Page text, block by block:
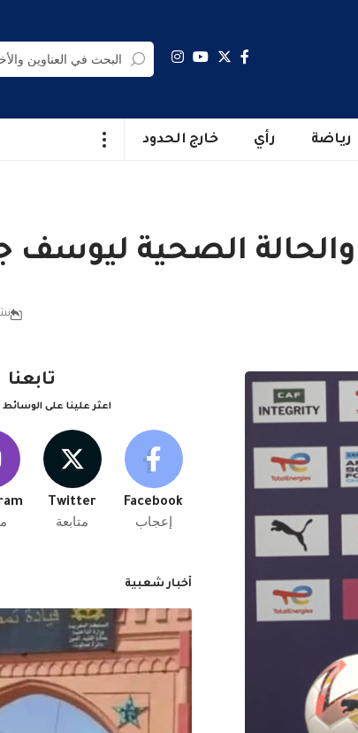
رياضة رأي خارج الحدود
الصحية ليوسف
تابعنا
اعثر علينا على الوسائط
Facebook
إعجاب
Twitter
متابعة
أخبار شعبية